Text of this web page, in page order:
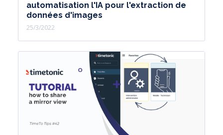
automatisation l'IA pour l'extraction de
données d'images
25/3/2022